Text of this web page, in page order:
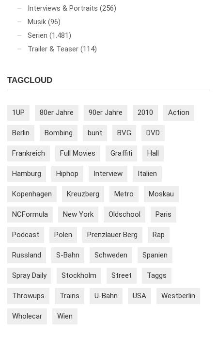
Interviews & Portraits (256)
Musik (96)
Serien (1.481)
Trailer & Teaser (114)
TAGCLOUD
1UP 80er Jahre 90er Jahre 2010 Action
Berlin Bombing bunt BVG DVD
Frankreich Full Movies Graffiti Hall
Hamburg Hiphop Interview Italien
Kopenhagen Kreuzberg Metro Moskau
NCFormula New York Oldschool Paris
Podcast Polen Prenzlauer Berg Rap
Russland S-Bahn Schweden Spanien
Spray Daily Stockholm Street Taggs
Throwups Trains U-Bahn USA Westberlin
Wholecar Wien